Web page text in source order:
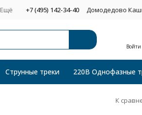
Ещё +7 (495) 142-34-40 Домодедово
Войти
Струнные треки 220В Однофазные
К